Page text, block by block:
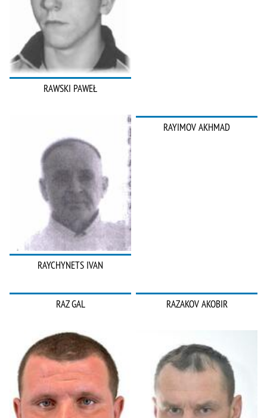
RAWSKI PAWEŁ
RAYCHYNETS IVAN
RAYIMOV AKHMAD
RAZ GAL RAZAKOV AKOBIR